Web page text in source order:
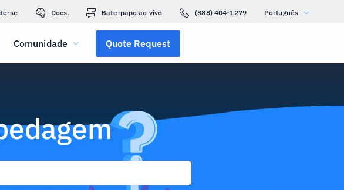
se Docs. Bate-papo ao vivo (888) 404-1279 Português
Comunidade Quote Request